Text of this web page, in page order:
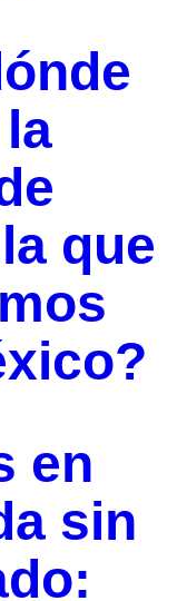
que
en
sin